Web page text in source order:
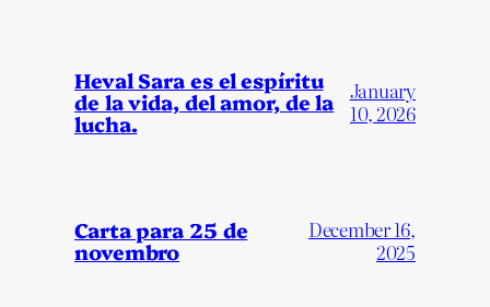
Heval Sara es el espíritu
de la vida, del amor, de la
lucha.
January
10, 2026
Carta para 25 de
novembro
December 16,
2025